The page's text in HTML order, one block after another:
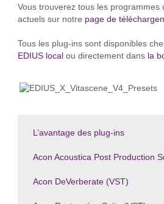
Vous trouverez tous les programmes
actuels sur notre page de
Tous les plug-ins sont disponibles
EDIUS local ou directement dans la
L’avantage des plug-ins
Acon Acoustica Post Production
Acon DeVerberate (VST)